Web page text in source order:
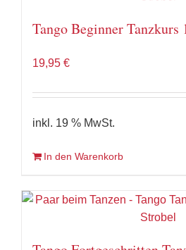
Tango Beginner Tanzkurs
19,95 €
inkl. 19 % MwSt.
In den Warenkorb